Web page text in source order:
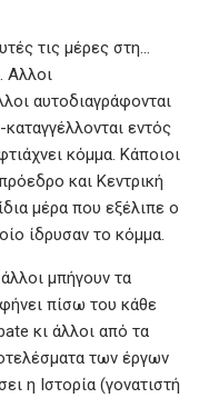
τις μέρες στη…
Αλλοι
αυτοδιαγράφονται
εντός
κόμμα. Κάποιοι
και Κεντρική
μέρα που εξέλιπε ο
ίδρυσαν το κόμμα.
μπήγουν τα
πίσω του κάθε
κι άλλοι από τα
των έργων
η Ιστορία (γονατιστή